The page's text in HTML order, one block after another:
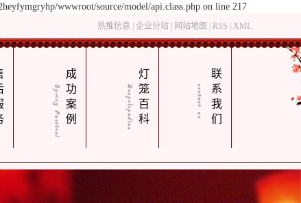
wwwroot/source/model/api.class.php on line 217
热推信息 企业分站 网站地图 RSS XML
成
功
案
例
灯
笼
百
科
联
系
我
们